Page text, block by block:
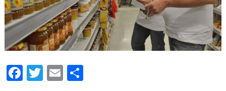
Facebook
Twitter
EmailCompartir